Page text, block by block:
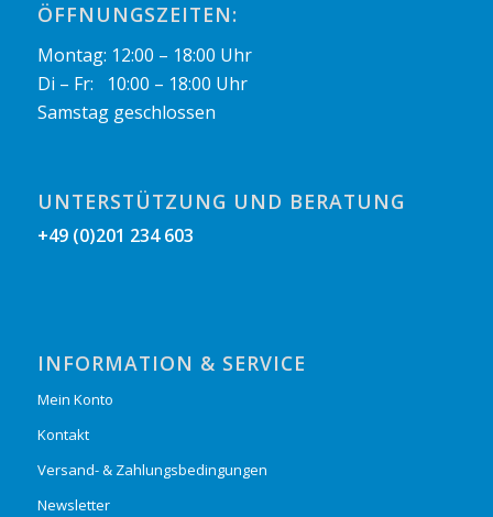
ÖFFNUNGSZEITEN:
Montag: 12:00 – 18:00 Uhr
Di – Fr: 10:00 – 18:00 Uhr
Samstag geschlossen
UNTERSTÜTZUNG UND BERATUNG
+49 (0)201 234 603
INFORMATION & SERVICE
Mein Konto
Kontakt
Versand- & Zahlungsbedingungen
Newsletter